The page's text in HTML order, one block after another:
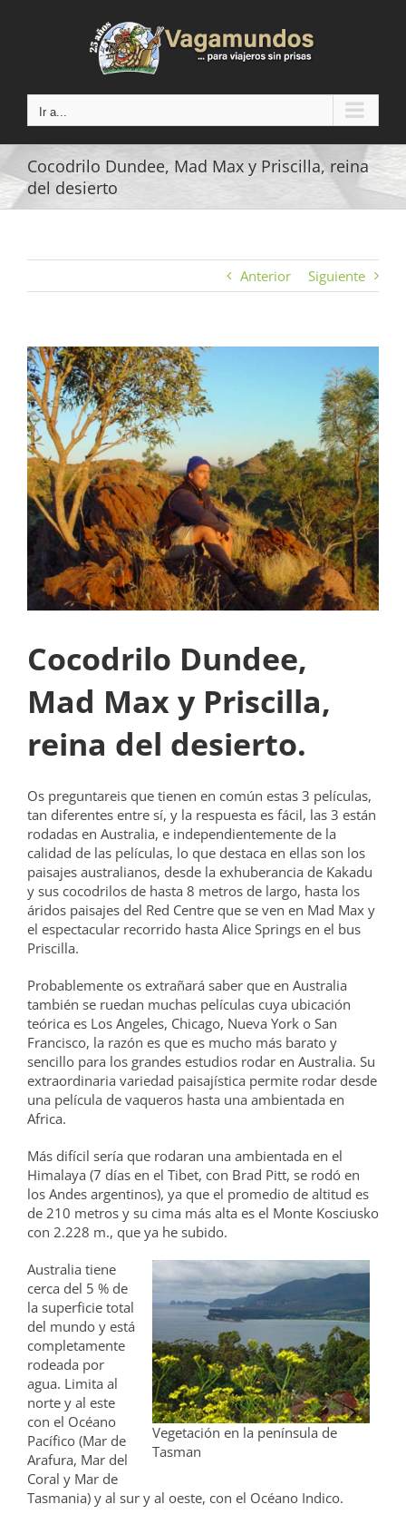
Ir a...
Cocodrilo Dundee, Mad Max y Priscilla, reina
del desierto
Anterior Siguiente
Ver
imagen
más
grande
Cocodrilo Dundee,
Mad Max y Priscilla,
reina del desierto.
Os preguntareis que tienen en común estas 3 películas,
tan diferentes entre sí, y la respuesta es fácil, las 3 están
rodadas en Australia, e independientemente de la
calidad de las películas, lo que destaca en ellas son los
paisajes australianos, desde la exhuberancia de Kakadu
y sus cocodrilos de hasta 8 metros de largo, hasta los
áridos paisajes del Red Centre que se ven en Mad Max y
el espectacular recorrido hasta Alice Springs en el bus
Priscilla.
Probablemente os extrañará saber que en Australia
también se ruedan muchas películas cuya ubicación
teórica es Los Angeles, Chicago, Nueva York o San
Francisco, la razón es que es mucho más barato y
sencillo para los grandes estudios rodar en Australia. Su
extraordinaria variedad paisajística permite rodar desde
una película de vaqueros hasta una ambientada en
Africa.
Más difícil sería que rodaran una ambientada en el
Himalaya (7 días en el Tibet, con Brad Pitt, se rodó en
los Andes argentinos), ya que el promedio de altitud es
de 210 metros y su cima más alta es el Monte Kosciusko
con 2.228 m., que ya he subido.
Vegetación en la península de
Tasman
Australia tiene
cerca del 5 % de
la superficie total
del mundo y está
completamente
rodeada por
agua. Limita al
norte y al este
con el Océano
Pacífico (Mar de
Arafura, Mar del
Coral y Mar de
Tasmania) y al sur y al oeste, con el Océano Indico.